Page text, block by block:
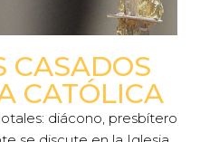
CASADOS
CATÓLICA
diácono, presbítero